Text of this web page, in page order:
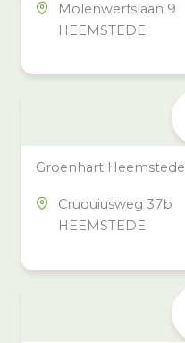
Molenwerfslaan 9
HEEMSTEDE
Groenhart Heemstede
Cruquiusweg 37b
HEEMSTEDE